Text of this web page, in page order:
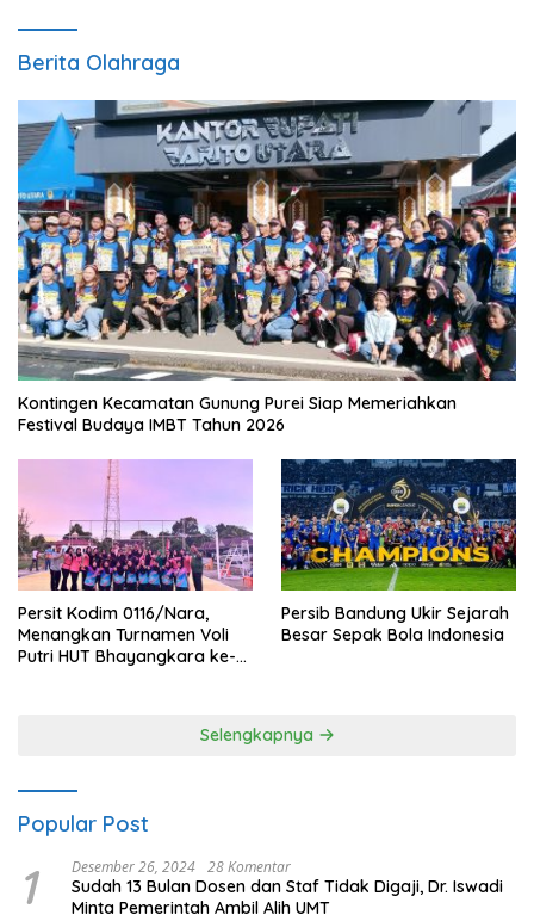
Berita Olahraga
Kontingen Kecamatan Gunung Purei Siap Memeriahkan
Festival Budaya IMBT Tahun 2026
Persit Kodim 0116/Nara,
Menangkan Turnamen Voli
Putri HUT Bhayangkara ke-
Persib Bandung Ukir Sejarah
Besar Sepak Bola Indonesia
Selengkapnya
Popular Post
1 Desember 26, 2024 28 Komentar
Sudah 13 Bulan Dosen dan Staf Tidak Digaji, Dr. Iswadi
Minta Pemerintah Ambil Alih UMT